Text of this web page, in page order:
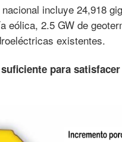
incluye 24,918
eólica, 2.5 GW de
existentes.
para